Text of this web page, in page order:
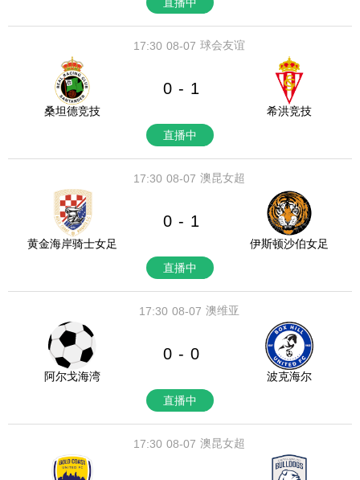
08-07
17:30 球会友谊
桑坦德竞技
0 - 1
希洪竞技
直播中
08-07
17:30 澳昆女超
黄金海岸骑士女足
0 - 1
伊斯顿沙伯女足
直播中
08-07
17:30 澳维亚
阿尔戈海湾
0 - 0
波克海尔
直播中
08-07
17:30 澳昆女超